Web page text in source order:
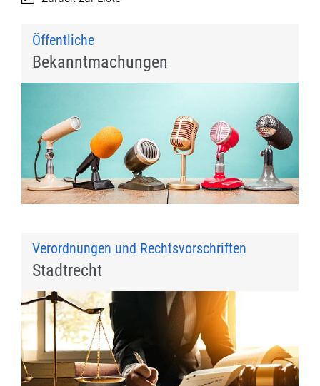
Öffentliche
Bekanntmachungen
Verordnungen und Rechtsvorschriften
Stadtrecht